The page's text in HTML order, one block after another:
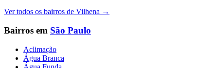
Ver todos os bairros de Vilhena →
Bairros em São Paulo
Aclimação
Água Branca